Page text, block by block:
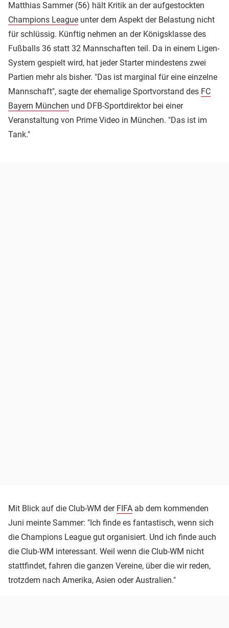
Matthias Sammer (56) hält Kritik an der aufgestockten
Champions League unter dem Aspekt der Belastung nicht
für schlüssig. Künftig nehmen an der Königsklasse des
Fußballs 36 statt 32 Mannschaften teil. Da in einem Ligen-
System gespielt wird, hat jeder Starter mindestens zwei
Partien mehr als bisher. "Das ist marginal für eine einzelne
Mannschaft", sagte der ehemalige Sportvorstand des FC
Bayern München und DFB-Sportdirektor bei einer
Veranstaltung von Prime Video in München. "Das ist im
Tank."
Mit Blick auf die Club-WM der FIFA ab dem kommenden
Juni meinte Sammer: "Ich finde es fantastisch, wenn sich
die Champions League gut organisiert. Und ich finde auch
die Club-WM interessant. Weil wenn die Club-WM nicht
stattfindet, fahren die ganzen Vereine, über die wir reden,
trotzdem nach Amerika, Asien oder Australien."